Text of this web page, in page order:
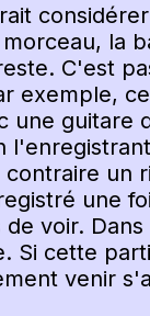
la
C'est
exemple,
une guitare
un
une
voir.
Si cette
venir